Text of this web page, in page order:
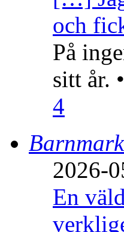
och
På
sitt år.
4
Barnmark
2026-
En